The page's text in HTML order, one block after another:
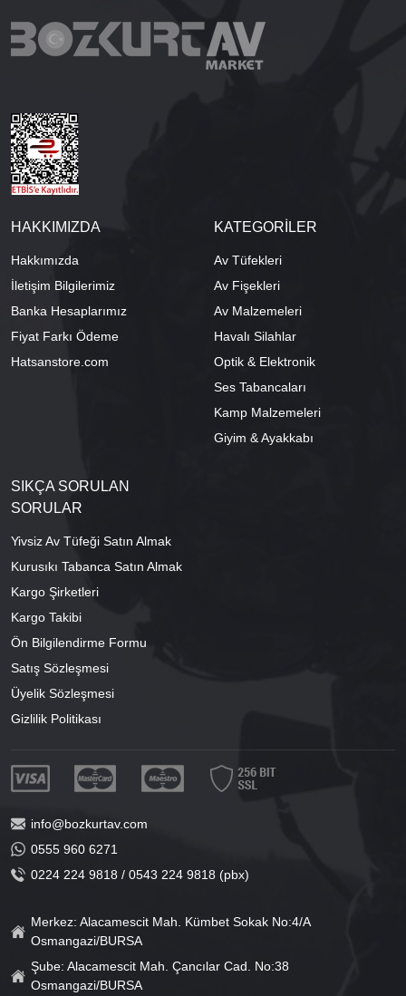
HAKKIMIZDA
Hakkımızda
İletişim Bilgilerimiz
Banka Hesaplarımız
Fiyat Farkı Ödeme
Hatsanstore.com
KATEGORİLER
Av Tüfekleri
Av Fişekleri
Av Malzemeleri
Havalı Silahlar
Optik & Elektronik
Ses Tabancaları
Kamp Malzemeleri
Giyim & Ayakkabı
SIKÇA SORULAN
SORULAR
Yivsiz Av Tüfeği Satın Almak
Kurusıkı Tabanca Satın Almak
Kargo Şirketleri
Kargo Takibi
Ön Bilgilendirme Formu
Satış Sözleşmesi
Üyelik Sözleşmesi
Gizlilik Politikası
info@bozkurtav.com
0555 960 6271
0224 224 9818 / 0543 224 9818 (pbx)
Merkez: Alacamescit Mah. Kümbet Sokak No:4/A
Osmangazi/BURSA
Şube: Alacamescit Mah. Çancılar Cad. No:38
Osmangazi/BURSA